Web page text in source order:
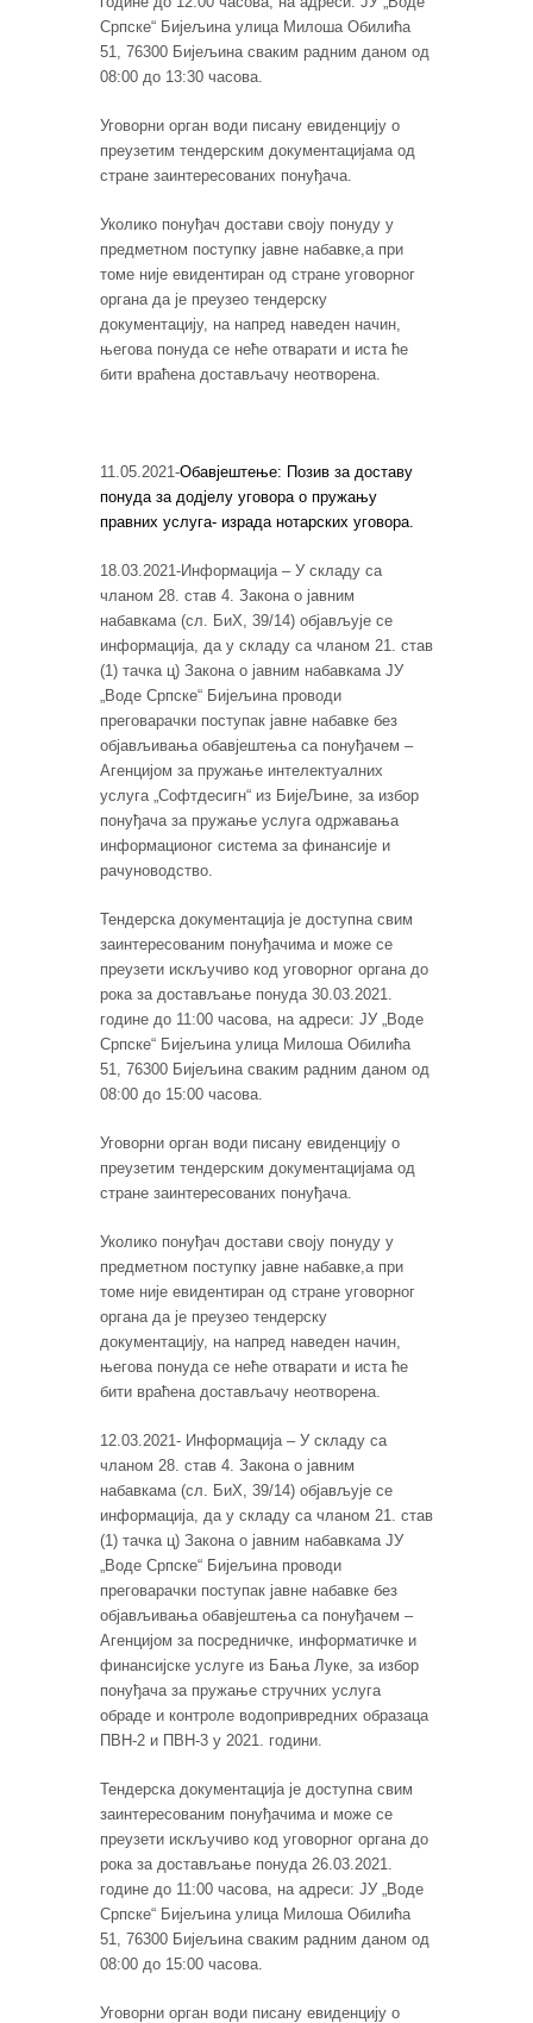
Српске“ Бијељина улица Милоша Обилића
51, 76300 Бијељина сваким радним даном од
08:00 до 13:30 часова.
Уговорни орган води писану евиденцију о
преузетим тендерским документацијама од
стране заинтересованих понуђача.
Уколико понуђач достави своју понуду у
предметном поступку јавне набавке,а при
томе није евидентиран од стране уговорног
органа да је преузео тендерску
документацију, на напред наведен начин,
његова понуда се неће отварати и иста ће
бити враћена достављачу неотворена.
11.05.2021-Обавјештење: Позив за доставу
понуда за додјелу уговора о пружању
правних услуга- израда нотарских уговора.
18.03.2021-Информација – У складу са
чланом 28. став 4. Закона о јавним
набавкама (сл. БиХ, 39/14) објављује се
информација, да у складу са чланом 21. став
(1) тачка ц) Закона о јавним набавкама ЈУ
„Воде Српске“ Бијељина проводи
преговарачки поступак јавне набавке без
објављивања обавјештења са понуђачем –
Агенцијом за пружање интелектуалних
услуга „Софтдесигн“ из БијеЉине, за избор
понуђача за пружање услуга одржавања
информационог система за финансије и
рачуноводство.
Тендерска документација је доступна свим
заинтересованим понуђачима и може се
преузети искључиво код уговорног органа до
рока за достављање понуда 30.03.2021.
године до 11:00 часова, на адреси: ЈУ „Воде
Српске“ Бијељина улица Милоша Обилића
51, 76300 Бијељина сваким радним даном од
08:00 до 15:00 часова.
Уговорни орган води писану евиденцију о
преузетим тендерским документацијама од
стране заинтересованих понуђача.
Уколико понуђач достави своју понуду у
предметном поступку јавне набавке,а при
томе није евидентиран од стране уговорног
органа да је преузео тендерску
документацију, на напред наведен начин,
његова понуда се неће отварати и иста ће
бити враћена достављачу неотворена.
12.03.2021- Информација – У складу са
чланом 28. став 4. Закона о јавним
набавкама (сл. БиХ, 39/14) објављује се
информација, да у складу са чланом 21. став
(1) тачка ц) Закона о јавним набавкама ЈУ
„Воде Српске“ Бијељина проводи
преговарачки поступак јавне набавке без
објављивања обавјештења са понуђачем –
Агенцијом за посредничке, информатичке и
финансијске услуге из Бања Луке, за избор
понуђача за пружање стручних услуга
обраде и контроле водопривредних образаца
ПВН-2 и ПВН-3 у 2021. години.
Тендерска документација је доступна свим
заинтересованим понуђачима и може се
преузети искључиво код уговорног органа до
рока за достављање понуда 26.03.2021.
године до 11:00 часова, на адреси: ЈУ „Воде
Српске“ Бијељина улица Милоша Обилића
51, 76300 Бијељина сваким радним даном од
08:00 до 15:00 часова.
Уговорни орган води писану евиденцију о